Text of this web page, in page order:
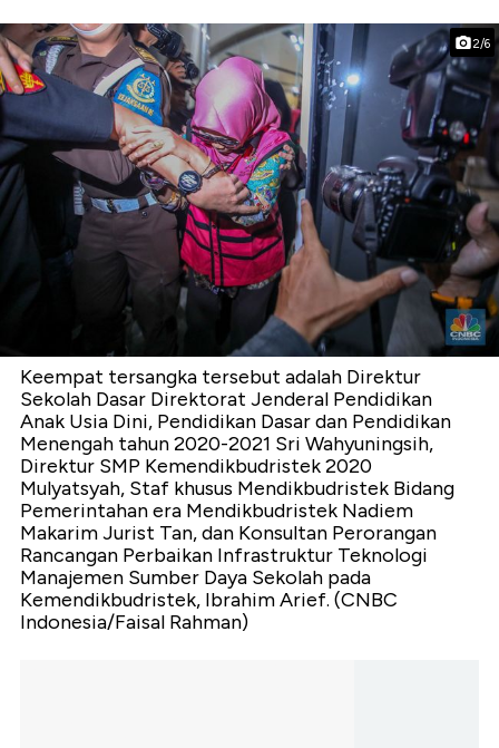
2/6
Keempat tersangka tersebut adalah Direktur
Sekolah Dasar Direktorat Jenderal Pendidikan
Anak Usia Dini, Pendidikan Dasar dan Pendidikan
Menengah tahun 2020-2021 Sri Wahyuningsih,
Direktur SMP Kemendikbudristek 2020
Mulyatsyah, Staf khusus Mendikbudristek Bidang
Pemerintahan era Mendikbudristek Nadiem
Makarim Jurist Tan, dan Konsultan Perorangan
Rancangan Perbaikan Infrastruktur Teknologi
Manajemen Sumber Daya Sekolah pada
Kemendikbudristek, Ibrahim Arief. (CNBC
Indonesia/Faisal Rahman)